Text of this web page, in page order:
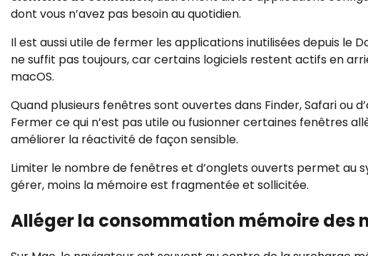
dont vous n’avez pas besoin au quotidien.
Il est aussi utile de fermer les applications inutilisées depuis le
ne suffit pas toujours, car certains logiciels restent actifs en
macOS.
Quand plusieurs fenêtres sont ouvertes dans Finder, Safari ou
Fermer ce qui n’est pas utile ou fusionner certaines fenêtres
améliorer la réactivité de façon sensible.
Limiter le nombre de fenêtres et d’onglets ouverts permet au
gérer, moins la mémoire est fragmentée et sollicitée.
Alléger la consommation mémoire des